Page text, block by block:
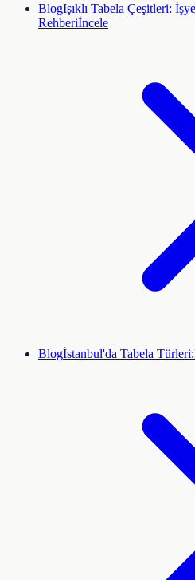
BlogIşıklı Tabela Çeşitleri:
Rehberiİncele
Blogİstanbul'da Tabela Türleri: